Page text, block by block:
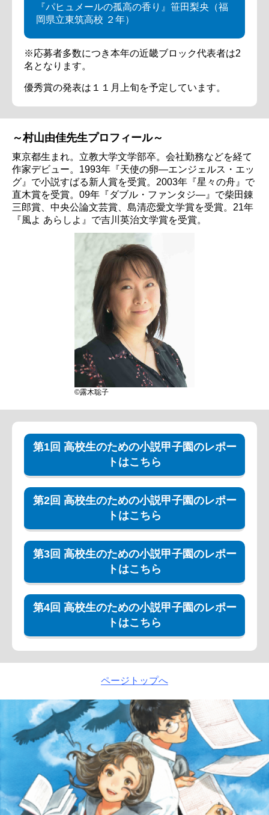
『パヒュメールの孤高の香り』笹田梨央（福
岡県立東筑高校 ２年）
※応募者多数につき本年の近畿ブロック代表者は2
名となります。
優秀賞の発表は１１月上旬を予定しています。
～村山由佳先生プロフィール～
東京都生まれ。立教大学文学部卒。会社勤務などを経て
作家デビュー。1993年『天使の卵―エンジェルス・エッ
グ』で小説すばる新人賞を受賞。2003年『星々の舟』で
直木賞を受賞。09年『ダブル・ファンタジ―』で柴田錬
三郎賞、中央公論文芸賞、島清恋愛文学賞を受賞。21年
『風よ あらしよ』で吉川英治文学賞を受賞。
©露木聡子
第1回 高校生のための小説甲子園のレポー
トはこちら
第2回 高校生のための小説甲子園のレポー
トはこちら
第3回 高校生のための小説甲子園のレポー
トはこちら
第4回 高校生のための小説甲子園のレポー
トはこちら
ページトップへ